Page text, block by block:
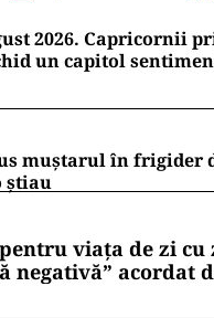
2026. Capricornii
un capitol
muștarul în frigider
știau
viața de zi
negativă” acordat